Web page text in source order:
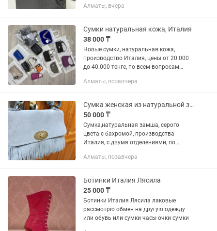
Подробнее видео и фото пишем на .
Алматы, вчера
Сумки натуральная кожа, Италия
38 000 ₸
Новые сумки, натуральная кожа,
производство Италия, цены от 20.000
до 40.000 тенге, по всем вопросам
Алматы, позавчера
Сумка женская из натуральной замши
50 000 ₸
Сумка,натуральная замша, серого
цвета с бахромой, производства
Италия, с двумя отделениями, по
кармашек на замочках. Два ремешка,
Алматы, позавчера
Ботинки Италия Лясила
25 000 ₸
Ботинки Италия Лясила лаковые
рассмотрю обмен на другую одежду
или обувь или сумки часы очки сумки